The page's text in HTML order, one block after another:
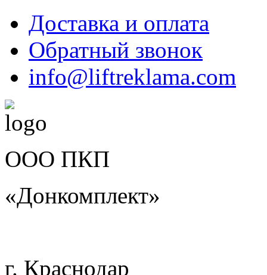
Доставка и оплата
Обратный звонок
info@liftreklama.com
ООО ПКП
«Донкомплект»
г. Краснодар